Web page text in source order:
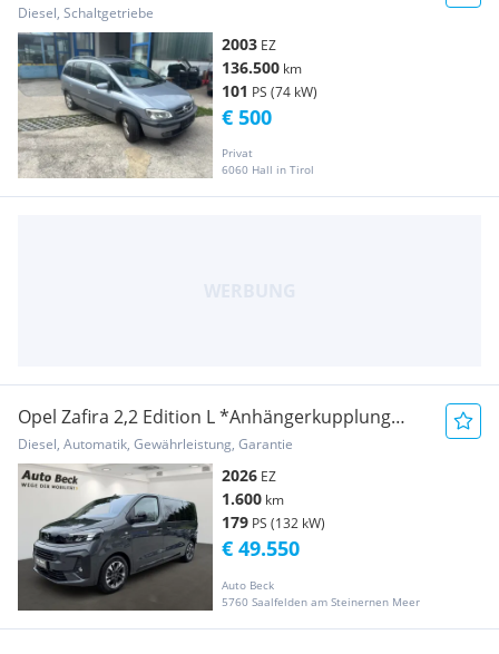
Diesel, Schaltgetriebe
2003 EZ
136.500 km
101 PS (74 kW)
Privat
6060 Hall in Tirol
€ 500
Opel Zafira 2,2 Edition L *Anhängerkupplung
1,9t*
Diesel, Automatik, Gewährleistung, Garantie
2026 EZ
1.600 km
179 PS (132 kW)
Auto Beck
5760 Saalfelden am Steinernen Meer
€ 49.550